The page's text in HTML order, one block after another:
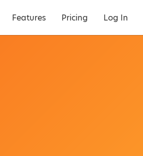
Features Pricing Log In